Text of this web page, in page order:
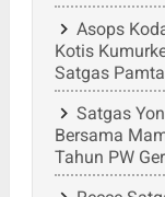
Asops
Kotis
Satgas
Satgas
Bersama
Tahun PW